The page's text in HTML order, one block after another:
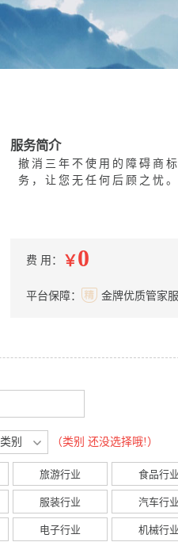
服务简介
撤消三年不使用的障碍商
务，让您无任何后顾之忧。
费 用： ￥0
平台保障： 金牌优质管家
类别 （类别 还没选择哦!）
旅游行业 食品行业
服装行业 汽车行业
电子行业 机械行业